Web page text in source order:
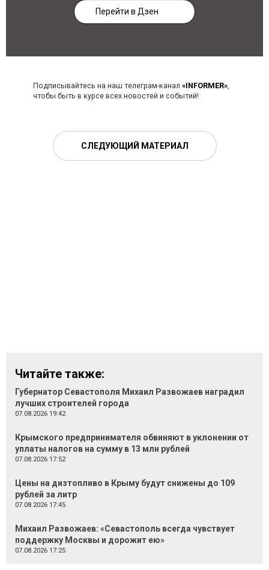
Перейти в Дзен
Подписывайтесь на наш телеграм-канал «INFORMER»,
чтобы быть в курсе всех новостей и событий!
СЛЕДУЮЩИЙ МАТЕРИАЛ
Читайте также:
Губернатор Севастополя Михаил Развожаев наградил
лучших строителей города
07.08.2026 19:42
Крымского предпринимателя обвиняют в уклонении от
уплаты налогов на сумму в 13 млн рублей
07.08.2026 17:52
Цены на дизтопливо в Крыму будут снижены до 109
рублей за литр
07.08.2026 17:45
Михаил Развожаев: «Севастополь всегда чувствует
поддержку Москвы и дорожит ею»
07.08.2026 17:25